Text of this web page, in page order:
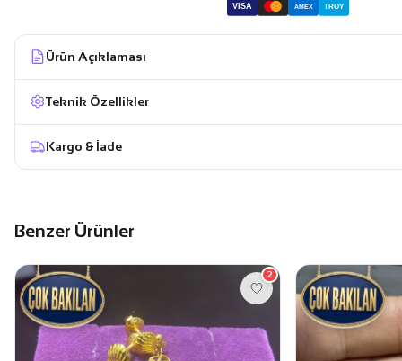
VISA AMEX TROY
Ürün Açıklaması
Teknik Özellikler
Kargo & İade
Benzer Ürünler
2